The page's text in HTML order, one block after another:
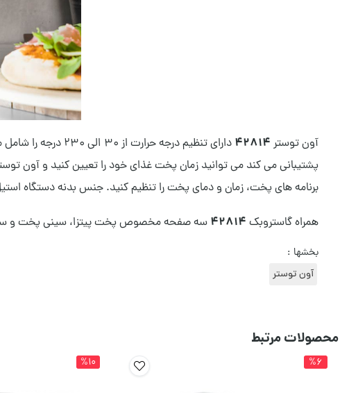
آون توستر 42814
پشتیبانی می کند می توانید زمان پخت غذای خود را تعیین کنید و آون
برنامه های پخت، زمان و دمای پخت را تنظیم کنید. جنس بدنه دستگاه
همراه گاستروبک 42814 سه صفحه مخصوص پخت پیتزا، سینی پخت و
بخشها :
آون توستر
محصولات مرتبط
%6
%10